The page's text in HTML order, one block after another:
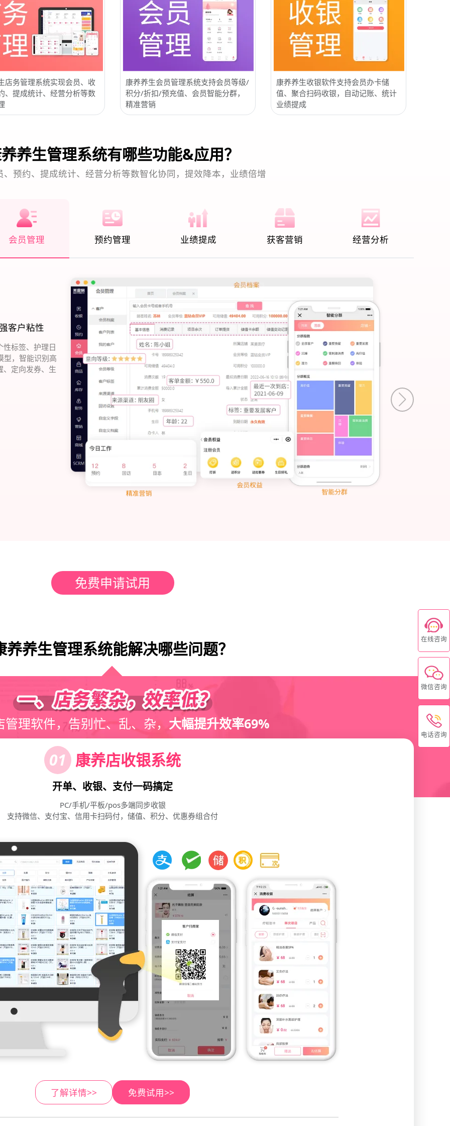
店务管理系统实现会员、收
、提成统计、经营分析等数
康养养生会员管理系统支持会员等级/
积分/折扣/预充值、会员智能分群，
精准营销
康养养生收银软件支持会员办卡储
值、聚合扫码收银，自动记账、统计
业绩提成
养生管理系统有哪些功能&应用？
、预约、提成统计、经营分析等数智化协同，提效降本，业绩倍增
会员管理 预约管理 业绩提成 获客营销 经营分析
客户粘性
标签、护理日
型，智能识别高
、定向发券、生
免费申请试用
养养生管理系统能解决哪些问题？
理软件，告别忙、乱、杂， 大幅提升效率69%
01 康养店收银系统
开单、收银、支付一码搞定
PC/手机/平板/pos多端同步收银
支持微信、支付宝、信用卡扫码付，储值、积分、优惠券组合付
了解详情>> 免费试用>>
在线咨询
微信咨询
电话咨询